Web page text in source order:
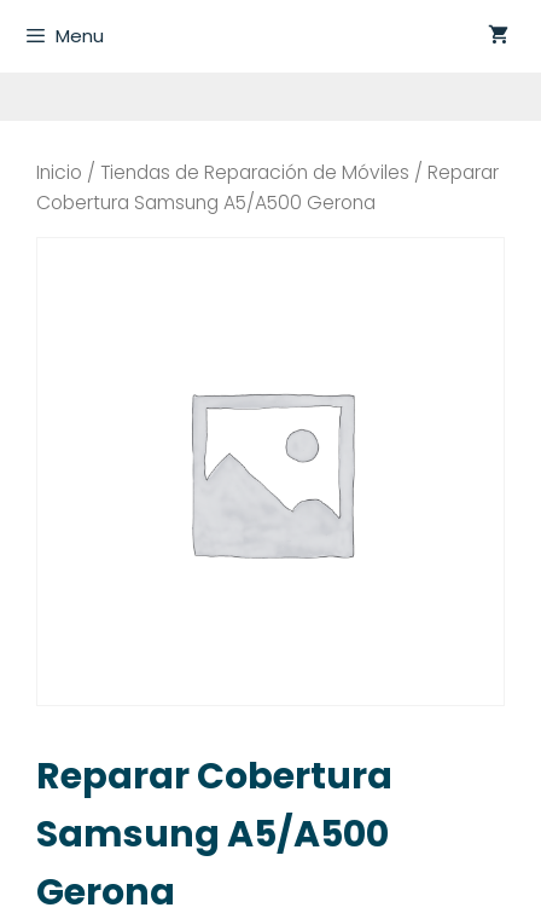
Menu
Inicio / Tiendas de Reparación de Móviles / Reparar
Cobertura Samsung A5/A500 Gerona
Reparar Cobertura
Samsung A5/A500
Gerona